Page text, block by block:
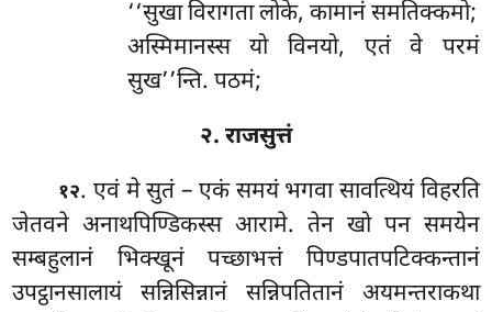
‘‘सुखाविरागता लोके, कामानं समतिक्कमो;
अस्मिमानस्स यो विनयो, एतं वे परमं
सुख’’न्ति. पठमं;
२. राजसुत्तं
१२. एवं मे सुतं – एकं समयं भगवा सावत्थियं विहरति
जेतवने अनाथपिण्डिकस्स आरामे. तेन खो पन समयेन
सम्बहुलानं भिक्खूनं पच्छाभत्तं पिण्डपातपटिक्कन्तानं
उपट्ठानसालायं सन्निसिन्नानं सन्निपतितानं अयमन्तराकथा